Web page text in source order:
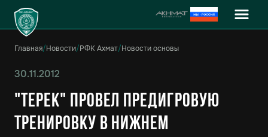
Главная/Новости/РФК Ахмат/Новости основы
30.11.2012
"Терек" провел предигровую
тренировку в Нижнем